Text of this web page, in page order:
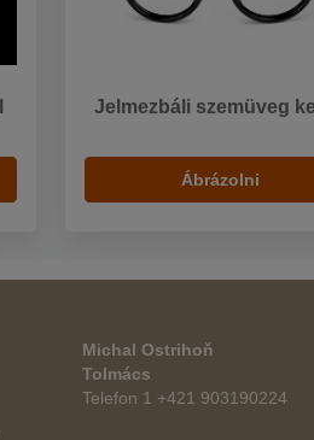
Jelmezbáli szemüveg
Ábrázolni
Michal Ostrihoň
Tolmács
Telefon 1 +421 903190224